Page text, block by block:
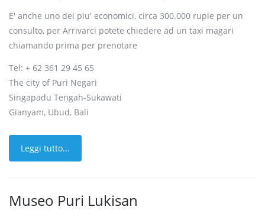
E' anche uno dei piu' economici, circa 300.000 rupie per un
consulto, per Arrivarci potete chiedere ad un taxi magari
chiamando prima per prenotare
Tel: + 62 361 29 45 65
The city of Puri Negari
Singapadu Tengah-Sukawati
Gianyam, Ubud, Bali
Leggi tutto...
Museo Puri Lukisan